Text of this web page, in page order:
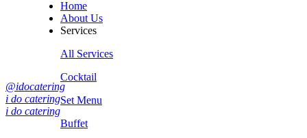
@idocatering
i do catering
i do catering
Home
About Us
Services
All Services
Cocktail
Set Menu
Buffet